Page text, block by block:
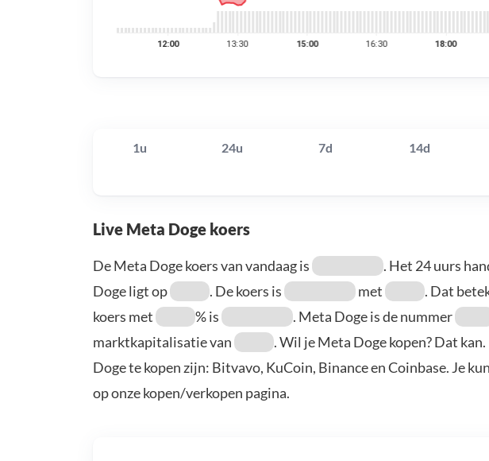
1u 24u 7d 14d
Live Meta Doge koers
De Meta Doge koers van vandaag is
. Het 24 uurs
Doge ligt op
. De koers is met
. Dat
koers met
% is . Meta Doge is de nummer
marktkapitalisatie van
. Wil je Meta Doge kopen? Dat
Doge te kopen zijn: Bitvavo, KuCoin, Binance en Coinbase. Je
op onze kopen/verkopen pagina.